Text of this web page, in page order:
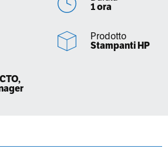
1 ora
Prodotto
Stampanti HP